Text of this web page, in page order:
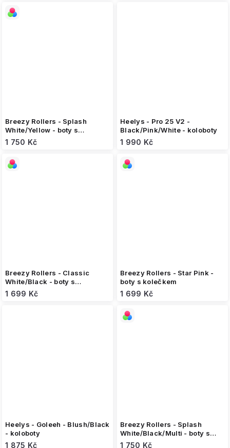
Breezy Rollers - Splash
White/Yellow - boty s
kolečkem
1 750 Kč
Heelys - Pro 25 V2 -
Black/Pink/White - koloboty
1 990 Kč
Breezy Rollers - Classic
White/Black - boty s
kolečkem
1 699 Kč
Breezy Rollers - Star Pink -
boty s kolečkem
1 699 Kč
Heelys - Goleeh - Blush/Black
- koloboty
1 875 Kč
Breezy Rollers - Splash
White/Black/Multi - boty s
kolečkem
1 750 Kč